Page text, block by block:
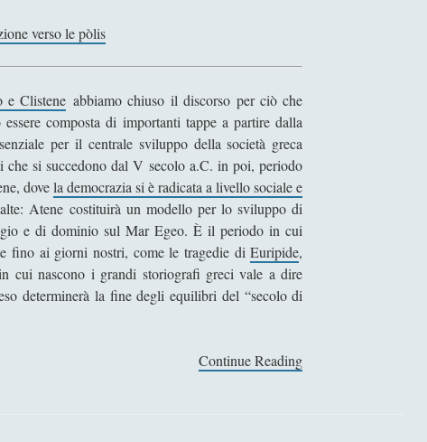
verso le pòlis
e Clistene abbiamo chiuso il discorso per ciò che
composta di importanti tappe a partire dalla
per il centrale sviluppo della società greca
si succedono dal V secolo a.C. in poi, periodo
dovela democrazia si è radicata a livello sociale e
Atene costituirà un modello per lo sviluppo di
e di dominio sul Mar Egeo. È il periodo in cui
fino ai giorni nostri, come le tragedie diEuripide,
cui nascono i grandi storiografi greci vale a dire
determinerà la fine degli equilibri del “secolo di
Continue Reading